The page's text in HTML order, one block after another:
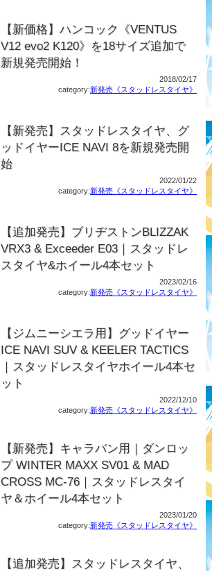
【新価格】ハンコック《VENTUS
V12 evo2 K120》を18サイズ追加で
新規発売開始！
2018/02/17
category:新発売《スタッドレスタイヤ》
【新発売】スタッドレスタイヤ、グ
ッドイヤーICE NAVI 8を新規発売開
始
2022/01/22
category:新発売《スタッドレスタイヤ》
【追加発売】ブリヂストンBLIZZAK
VRX3 & Exceeder E03｜スタッドレ
スタイヤ&ホイール4本セット
2023/02/16
category:新発売《スタッドレスタイヤ》
【ジムニーシエラ用】グッドイヤー
ICE NAVI SUV & KEELER TACTICS
｜スタッドレスタイヤホイール4本セ
ット
2022/12/10
category:新発売《スタッドレスタイヤ》
【新発売】キャラバン用｜ダンロッ
プ WINTER MAXX SV01 & MAD
CROSS MC-76｜スタッドレスタイ
ヤ＆ホイール4本セット
2023/01/20
category:新発売《スタッドレスタイヤ》
【追加発売】スタッドレスタイヤ、